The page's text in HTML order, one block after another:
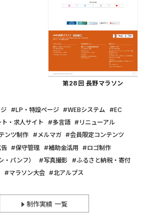
第28回 長野マラソン
LP・特設ページ WEBシステム
EC
・求人サイト
多言語
リニューアル
ンツ制作
メルマガ
会員限定コンテンツ
保守管理 補助金活用
ロゴ制作
・パンフ）
写真撮影
ふるさと納税・寄付
マラソン大会
北アルプス
制作実績 一覧